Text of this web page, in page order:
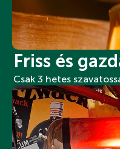
Friss és
Csak 3 hetes